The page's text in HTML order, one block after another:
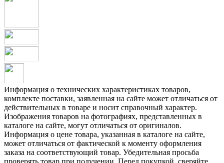
Информация о технических характеристиках товаров,
комплекте поставки, заявленная на сайте может отличаться от
действительных в товаре и носит справочный характер.
Изображения товаров на фотографиях, представленных в
каталоге на сайте, могут отличаться от оригиналов.
Информация о цене товара, указанная в каталоге на сайте,
может отличаться от фактической к моменту оформления
заказа на соответствующий товар. Убедительная просьба
проверять товар при получении. Перед покупкой, сверяйте